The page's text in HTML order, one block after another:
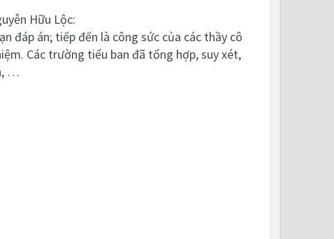
Hữu Lộc:
đáp án; tiếp đến là công sức của các thầy cô
Các trường tiểu ban đã tổng hợp, suy xét,
…